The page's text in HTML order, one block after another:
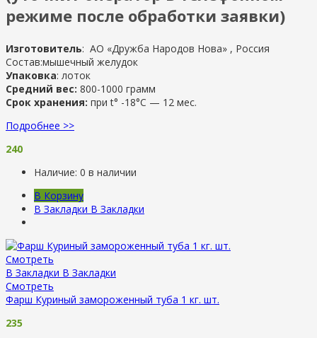
режиме после обработки заявки)
Изготовитель: АО «Дружба Народов Нова» , Россия
Состав:мышечный желудок
Упаковка: лоток
Средний вес: 800-1000 грамм
Срок хранения: при t° -18°С — 12 мес.
Подробнее >>
240
Наличие: 0 в наличии
В Корзину
В Закладки В Закладки
Смотреть
В Закладки В Закладки
Смотреть
Фарш Куриный замороженный туба 1 кг. шт.
235